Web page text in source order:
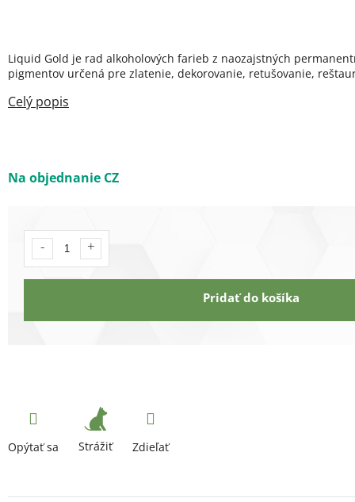
Na objednanie CZ
Pridať do košíka
Liquid Gold je rad alkoholových farieb z naozajstných
pigmentov určená pre zlatenie, dekorovanie, retušovanie,
Opýtať sa Strážiť Zdieľať